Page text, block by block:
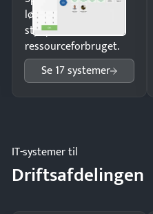
lønberegning og få
styr på
ressourceforbruget.
Se 17 systemer
IT-systemer til
Driftsafdelingen